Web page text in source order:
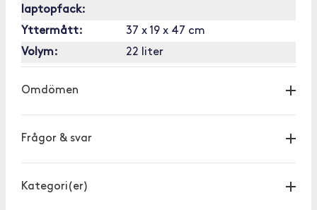
laptopfack:
Yttermått:
37 x 19 x 47 cm
Volym:
22 liter
Omdömen
Frågor & svar
Kategori(er)